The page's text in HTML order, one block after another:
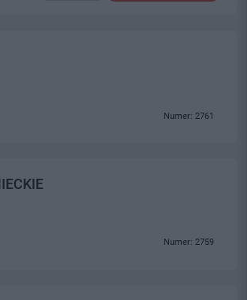
Numer: 2761
Numer: 2759